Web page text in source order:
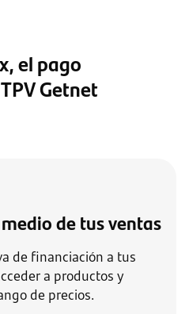
el pago
Getnet
de tus ventas
de financiación a tus
a productos y
de precios.